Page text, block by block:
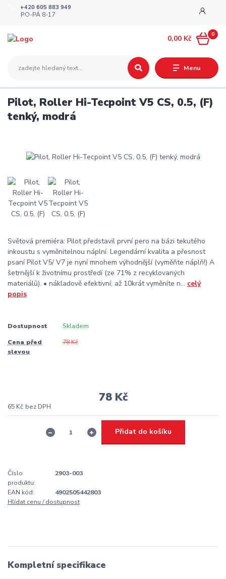
Menu
+420 605 883 949
PO-PÁ 8-17
0
0,00 Kč
Pilot, Roller Hi-Tecpoint V5 CS, 0.5, (F)
tenký, modrá
Světová premiéra: Pilot představil první pero na bázi tekutého
inkoustu s vyměnitelnou náplní. Legendární kvalita a přesnost
psaní Pilot V5/ V7 je nyní mnohem výhodnější (vyměňte náplň!) A
šetrnější k životnímu prostředí (ze 71% z recyklovaných
materiálů). • nákladově efektivní; až 10krát vyměníte n... celý
popis
Dostupnost Skladem
Cena před
slevou
78 Kč
78 Kč
65 Kč bez DPH
Přidat do košíku
Číslo
produktu:
2903-003
EAN kód:
4902505442803
Hlídat cenu / dostupnost
Kompletní specifikace